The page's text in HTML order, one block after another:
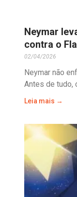
Neymar
contra o
02/04/2026
Neymar não
Antes de tudo,
Leia mais →